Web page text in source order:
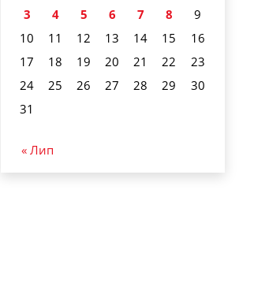
3
4 5 6 7 8
9
10
11 12 13 14 15
16
17
18 19 20 21 22
23
24
25 26 27 28 29
30
31
« Лип